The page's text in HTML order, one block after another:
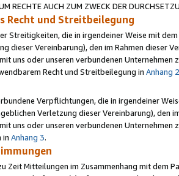
RECHTE AUCH ZUM ZWECK DER
Recht und Streitbeilegung
Streitigkeiten, die in irgendeiner Weise mit
dieser Vereinbarung), den im Rahmen dieser
uns oder unseren verbundenen
Recht und Streitbeilegung in Anhang 2
Verpflichtungen, die in irgendeiner
Verletzung dieser Vereinbarung), den
uns oder unseren verbundenen
in Anhang 3.
Zeit Mitteilungen im Zusammenhang mit dem